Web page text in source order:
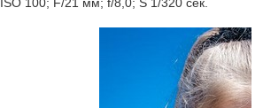
ISO 100; F/21 мм; f/8,0; S 1/320 сек.